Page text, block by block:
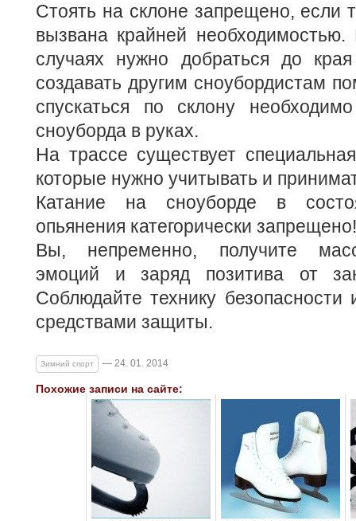
Стоять на склоне запрещено, если
вызвана крайней
случаях нужно добраться до
создавать другим сноубордистам
спускаться по склону
сноуборда в руках.
На трассе существует
которые нужно учитывать и
Катание на сноуборде в
опьянения категорически запрещено!
Вы, непременно, получите
эмоций и заряд позитива от
Соблюдайте технику безопасности
средствами защиты.
Зимний спорт — 24. 01. 2014
Похожие записи на сайте: